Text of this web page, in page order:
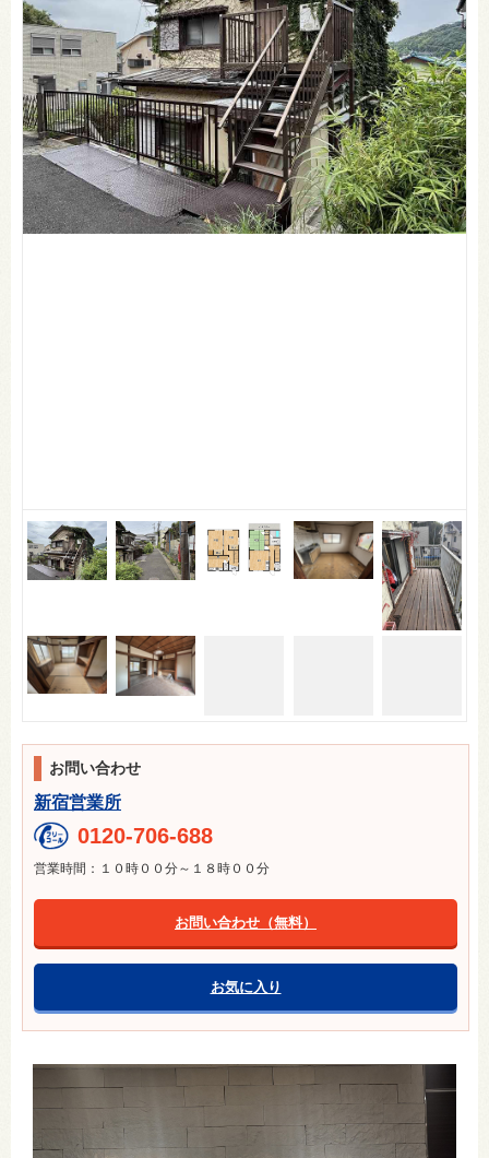
お問い合わせ
新宿営業所
0120-706-688
営業時間：１０時００分～１８時００分
お問い合わせ（無料）
お気に入り